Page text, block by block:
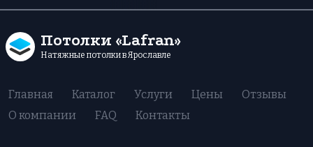
Потолки «Lafran»
Натяжные потолки в Ярославле
Главная Каталог Услуги Цены
Отзывы
О компании
FAQ Контакты